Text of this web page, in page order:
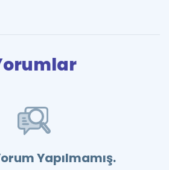
Yapılmamış.